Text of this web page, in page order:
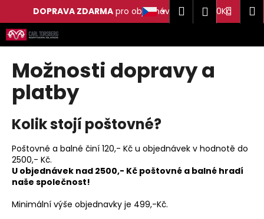
DOPRAVA ZDARMA pro objednávky nad 2 500Kč
Přejít
na
obsah
Hledat
Možnosti dopravy a
platby
Kolik stojí poštovné?
Poštovné a balné činí 120,- Kč u objednávek v hodnotě do
2500,- Kč.
U objednávek nad 2500,- Kč poštovné a balné hradí
naše společnost!
Minimální výše objednavky je 499,-Kč.
o
š
í
Zpět
Zpět
C
o
p
o
t
ř
e
b
u
j